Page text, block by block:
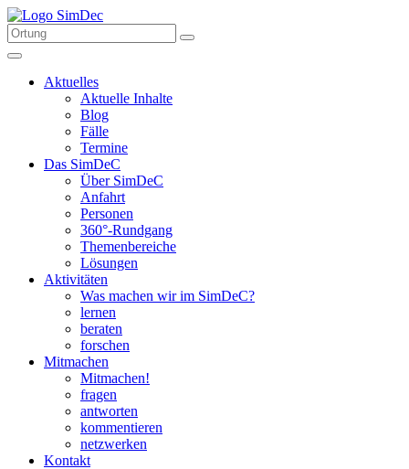
Aktuelles
Aktuelle Inhalte
Blog
Fälle
Termine
Das SimDeC
Über SimDeC
Anfahrt
Personen
360°-Rundgang
Themenbereiche
Lösungen
Aktivitäten
Was machen wir im SimDeC?
lernen
beraten
forschen
Mitmachen
Mitmachen!
fragen
antworten
kommentieren
netzwerken
Kontakt